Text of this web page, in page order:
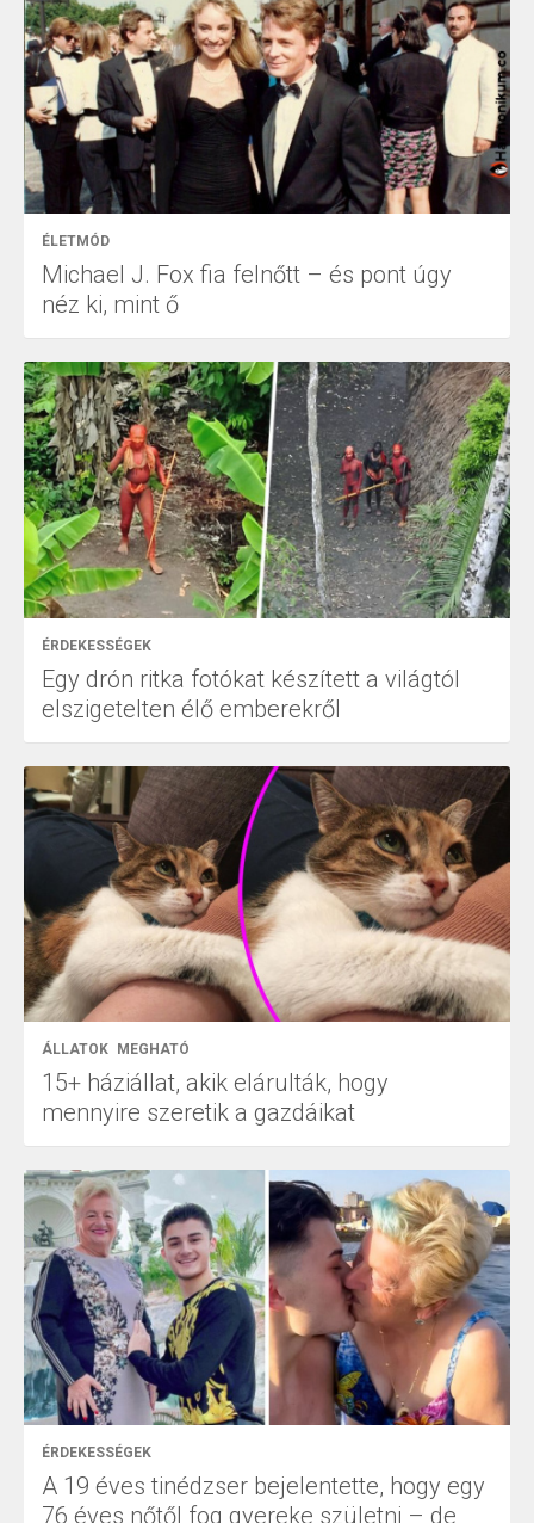
ÉLETMÓD
Michael J. Fox fia felnőtt – és pont úgy
néz ki, mint ő
ÉRDEKESSÉGEK
Egy drón ritka fotókat készített a világtól
elszigetelten élő emberekről
ÁLLATOK MEGHATÓ
15+ háziállat, akik elárulták, hogy
mennyire szeretik a gazdáikat
ÉRDEKESSÉGEK
A 19 éves tinédzser bejelentette, hogy egy
76 éves nőtől fog gyereke születni – de